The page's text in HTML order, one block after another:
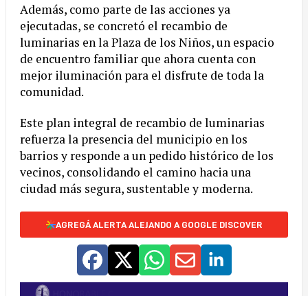
Además, como parte de las acciones ya
ejecutadas, se concretó el recambio de
luminarias en la Plaza de los Niños, un espacio
de encuentro familiar que ahora cuenta con
mejor iluminación para el disfrute de toda la
comunidad.
Este plan integral de recambio de luminarias
refuerza la presencia del municipio en los
barrios y responde a un pedido histórico de los
vecinos, consolidando el camino hacia una
ciudad más segura, sustentable y moderna.
AGREGÁ ALERTA ALEJANDO A GOOGLE DISCOVER